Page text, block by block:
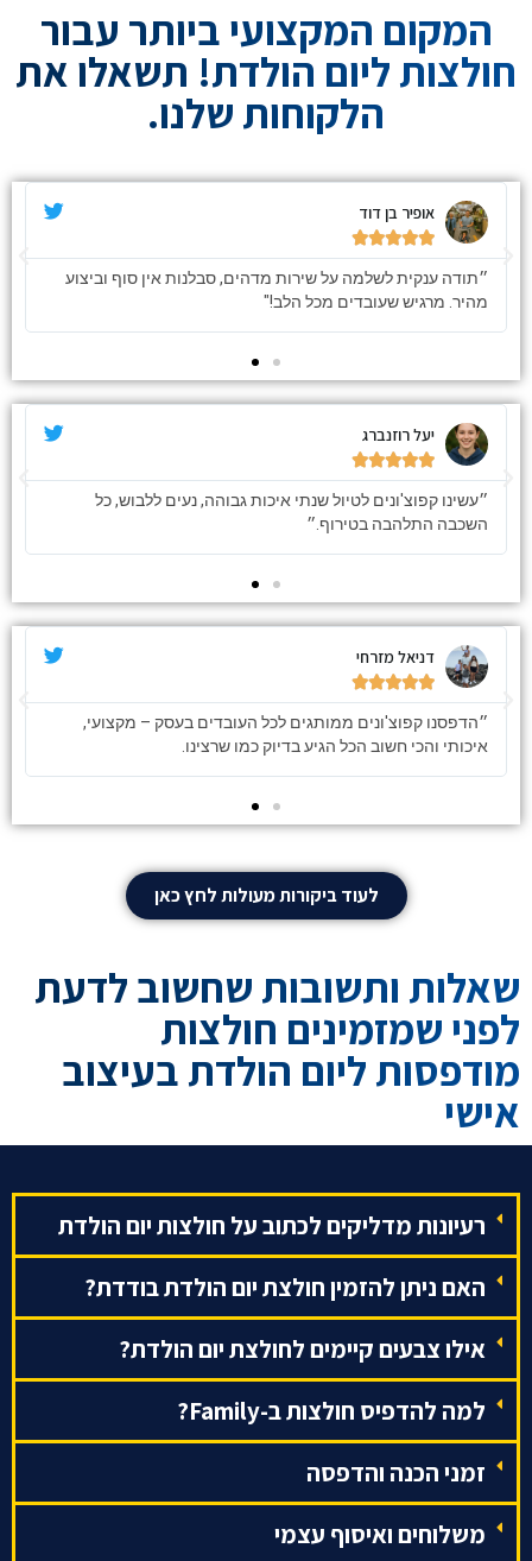
המקום המקצועי ביותר עבור
חולצות ליום הולדת! תשאלו את
הלקוחות שלנו.
אופיר בן דוד





״תודה ענקית לשלמה על שירות מדהים, סבלנות אין סוף וביצוע
מהיר. מרגיש שעובדים מכל הלב!"
יעל רוזנברג





״עשינו קפוצ'ונים לטיול שנתי איכות גבוהה, נעים ללבוש, כל
השכבה התלהבה בטירוף.״
דניאל מזרחי





״הדפסנו קפוצ'ונים ממותגים לכל העובדים בעסק – מקצועי,
איכותי והכי חשוב הכל הגיע בדיוק כמו שרצינו.
לעוד ביקורות מעולות לחץ כאן
שאלות ותשובות שחשוב לדעת
לפני שמזמינים חולצות
מודפסות ליום הולדת בעיצוב
אישי
רעיונות מדליקים לכתוב על חולצות יום הולדת
האם ניתן להזמין חולצת יום הולדת בודדת?
אילו צבעים קיימים לחולצת יום הולדת?
למה להדפיס חולצות ב-Family?
זמני הכנה והדפסה
משלוחים ואיסוף עצמי